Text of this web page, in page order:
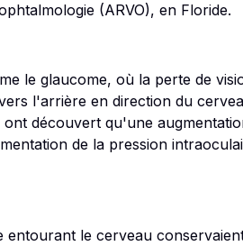
(ARVO), en Floride.
le glaucome, où la perte de
l'arrière en direction du
découvert qu'une
de la pression
entourant le cerveau